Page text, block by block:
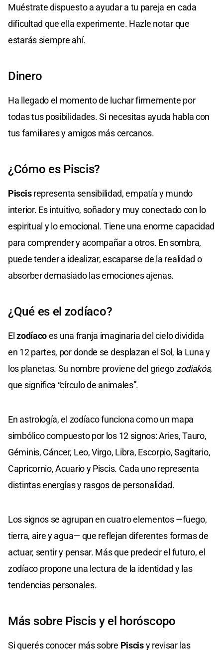
Muéstrate dispuesto a ayudar a tu pareja en cada
dificultad que ella experimente. Hazle notar que
estarás siempre ahí.
Dinero
Ha llegado el momento de luchar firmemente por
todas tus posibilidades. Si necesitas ayuda habla con
tus familiares y amigos más cercanos.
¿Cómo es Piscis?
Piscisrepresenta sensibilidad, empatía y mundo
interior. Es intuitivo, soñador y muy conectado con lo
espiritual y lo emocional. Tiene una enorme capacidad
para comprender y acompañar a otros. En sombra,
puede tender a idealizar, escaparse de la realidad o
absorber demasiado las emociones ajenas.
¿Qué es el zodíaco?
Elzodíacoes una franja imaginaria del cielo dividida
en 12 partes, por donde se desplazan el Sol, la Luna y
los planetas. Su nombre proviene del griego zodiakós,
que significa “círculo de animales”.
En astrología, el zodíaco funciona como un mapa
simbólico compuesto por los 12 signos: Aries, Tauro,
Géminis, Cáncer, Leo, Virgo, Libra, Escorpio, Sagitario,
Capricornio, Acuario y Piscis. Cada uno representa
distintas energías y rasgos de personalidad.
Los signos se agrupan en cuatro elementos —fuego,
tierra, aire y agua— que reflejan diferentes formas de
actuar, sentir y pensar. Más que predecir el futuro, el
zodíaco propone una lectura de la identidad y las
tendencias personales.
Más sobre Piscis y el horóscopo
Si querés conocer más sobre Piscisy revisar las